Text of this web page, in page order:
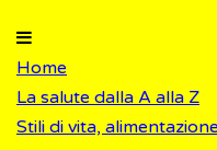
Home
La salute dalla A alla Z
Stili di vita,